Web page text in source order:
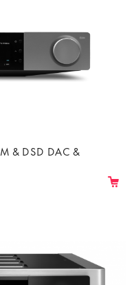
& DSD DAC &